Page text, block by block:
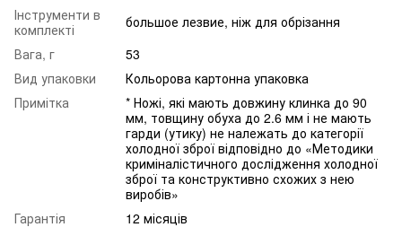
Інструменти в
комплекті
большое лезвие, ніж для обрізання
Вага, г
53
Вид упаковки
Кольорова картонна упаковка
Примітка
* Ножі, які мають довжину клинка до 90
мм, товщину обуха до 2.6 мм і не мають
гарди (утику) не належать до категорії
холодної зброї відповідно до «Методики
криміналістичного дослідження холодної
зброї та конструктивно схожих з нею
виробів»
Гарантія
12 місяців